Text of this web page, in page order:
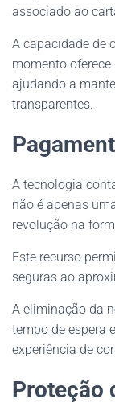
associado ao
A capacidade de
momento
ajudando a
transparentes.
A tecnologia
não é apenas
revolução na
Este recurso
seguras ao
A eliminação da
tempo de espera
experiência de
Proteção